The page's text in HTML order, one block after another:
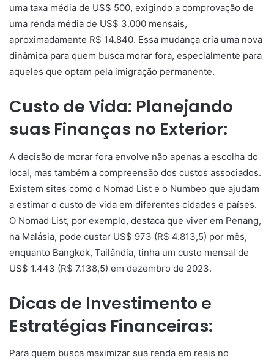
uma taxa média de US$ 500, exigindo a comprovação de
uma renda média de US$ 3.000 mensais,
aproximadamente R$ 14.840. Essa mudança cria uma nova
dinâmica para quem busca morar fora, especialmente para
aqueles que optam pela imigração permanente.
Custo de Vida: Planejando
suas Finanças no Exterior:
A decisão de morar fora envolve não apenas a escolha do
local, mas também a compreensão dos custos associados.
Existem sites como o Nomad List e o Numbeo que ajudam
a estimar o custo de vida em diferentes cidades e países.
O Nomad List, por exemplo, destaca que viver em Penang,
na Malásia, pode custar US$ 973 (R$ 4.813,5) por mês,
enquanto Bangkok, Tailândia, tinha um custo mensal de
US$ 1.443 (R$ 7.138,5) em dezembro de 2023.
Dicas de Investimento e
Estratégias Financeiras:
Para quem busca maximizar sua renda em reais no